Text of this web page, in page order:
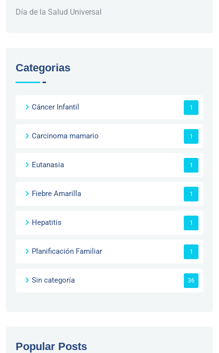
Día de la Salud Universal
Categorias
Cáncer Infantil 1
Carcinoma mamario 1
Eutanasia 1
Fiebre Amarilla 1
Hepatitis 1
Planificación Familiar 1
Sin categoría 36
Popular Posts